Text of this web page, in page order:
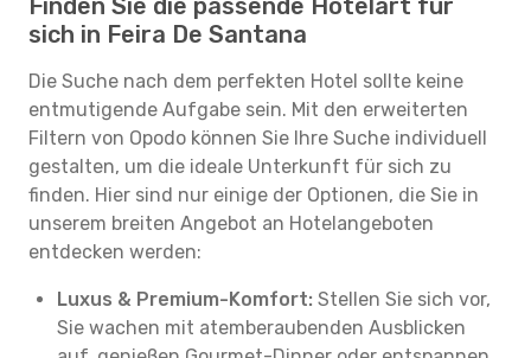
Finden Sie die passende Hotelart für
sich in Feira De Santana
Die Suche nach dem perfekten Hotel sollte keine
entmutigende Aufgabe sein. Mit den erweiterten
Filtern von Opodo können Sie Ihre Suche individuell
gestalten, um die ideale Unterkunft für sich zu
finden. Hier sind nur einige der Optionen, die Sie in
unserem breiten Angebot an Hotelangeboten
entdecken werden:
Luxus & Premium-Komfort: Stellen Sie sich vor,
Sie wachen mit atemberaubenden Ausblicken